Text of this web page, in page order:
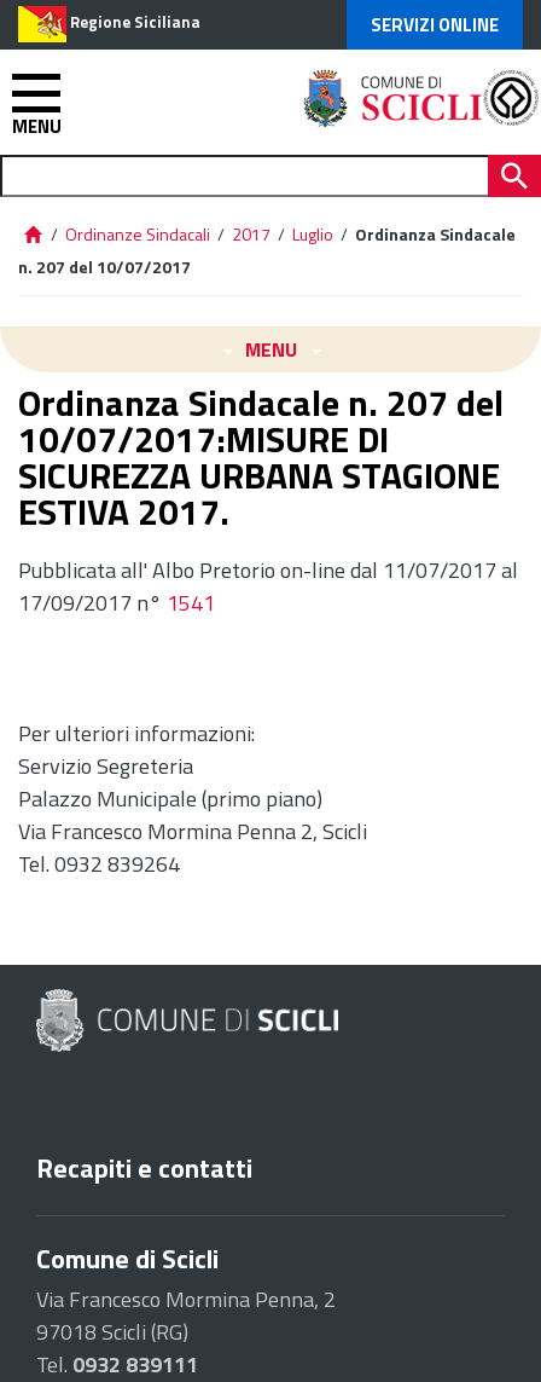
Regione Siciliana SERVIZI ONLINE
MENU
/ Ordinanze Sindacali / 2017 / Luglio / Ordinanza Sindacale
n. 207 del 10/07/2017
MENU
Ordinanza Sindacale n. 207 del
10/07/2017:MISURE DI
SICUREZZA URBANA STAGIONE
ESTIVA 2017.
Pubblicata all' Albo Pretorio on-line dal 11/07/2017 al
17/09/2017 n° 1541
Per ulteriori informazioni:
Servizio Segreteria
Palazzo Municipale (primo piano)
Via Francesco Mormina Penna 2, Scicli
Tel. 0932 839264
Recapiti e contatti
Comune di Scicli
Via Francesco Mormina Penna, 2
97018 Scicli (RG)
Tel. 0932 839111